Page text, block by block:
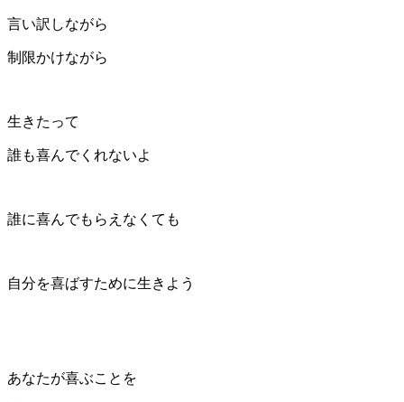
言い訳しながら
制限かけながら
生きたって
誰も喜んでくれないよ
誰に喜んでもらえなくても
自分を喜ばすために生きよう
あなたが喜ぶことを